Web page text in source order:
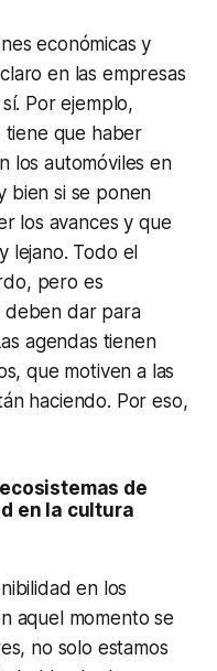
económicas y
en las empresas
Por ejemplo,
tiene que haber
los automóviles en
bien si se ponen
los avances y que
lejano. Todo el
pero es
deben dar para
agendas tienen
que motiven a las
haciendo. Por eso,
de
en la cultura
en los
aquel momento se
no solo estamos